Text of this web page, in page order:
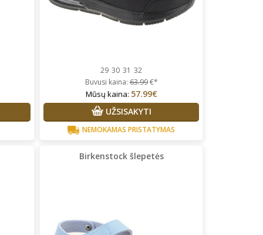
29 30 31 32
Buvusi kaina:63.99€*
Mūsų kaina: 57.99€
UŽSISAKYTI
NEMOKAMAS PRISTATYMAS
Birkenstock šlepetės